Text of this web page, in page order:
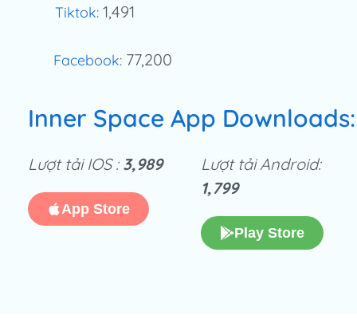
Tiktok: 1,491
Facebook: 77,200
Inner Space App Downloads:
Lượt tải IOS : 3,989
App Store
Lượt tải Android:
1,799
Play Store